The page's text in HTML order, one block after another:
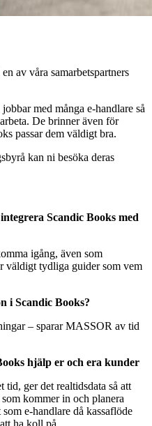
av våra samarbetspartners
med många e-handlare så
De brinner även för
passar dem väldigt bra.
kan ni besöka deras
Scandic Books med
igång, även som
väldigt tydliga guider som vem
i Scandic Books?
– sparar MASSOR av tid
hjälp er och era kunder
tid, ger det realtidsdata så att
kommer in och planera
e-handlare då kassaflöde
ha koll på.